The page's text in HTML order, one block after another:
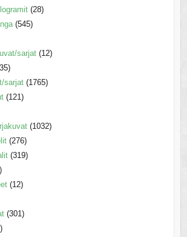
(28)
(545)
sarjat (12)
sarjat (1765)
(121)
(1032)
(276)
(319)
(12)
(301)